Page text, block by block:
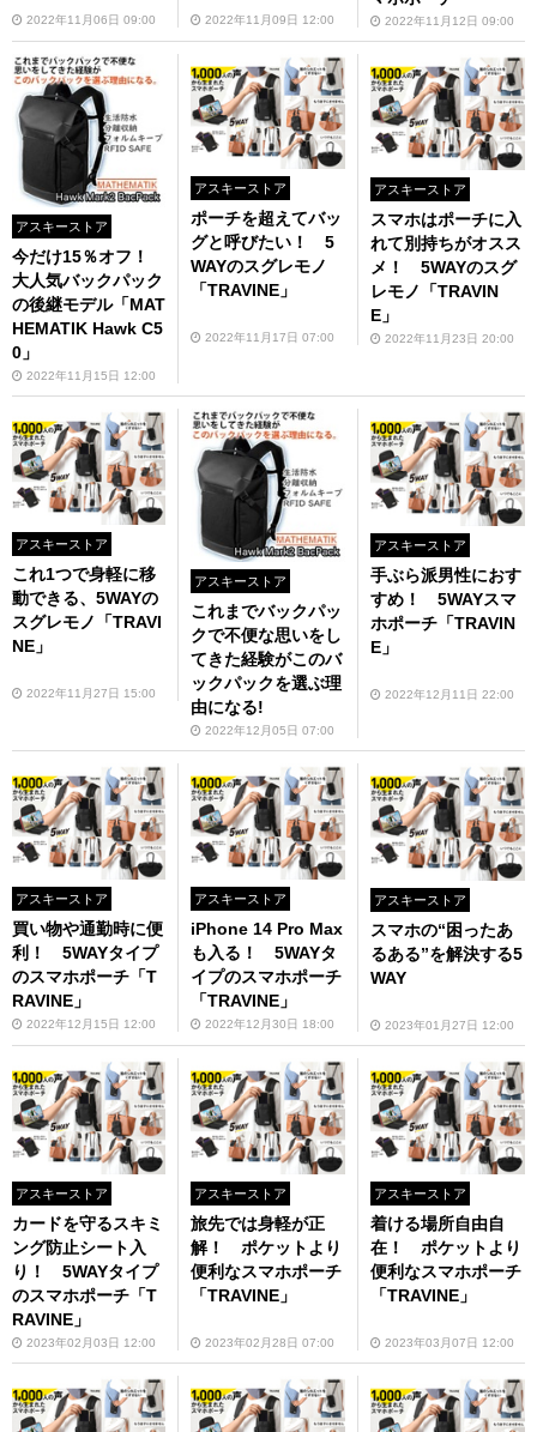
2022年11月06日 09:00 2022年11月09日 12:00 2022年11月12日 09:00
アスキーストア
今だけ15％オフ！
大人気バックパック
の後継モデル「MAT
HEMATIK Hawk C5
0」
2022年11月15日 12:00
アスキーストア
ポーチを超えてバッ
グと呼びたい！ 5
WAYのスグレモノ
「TRAVINE」
2022年11月17日 07:00
アスキーストア
スマホはポーチに入
れて別持ちがオスス
メ！ 5WAYのスグ
レモノ「TRAVIN
E」
2022年11月23日 20:00
アスキーストア
これ1つで身軽に移
動できる、5WAYの
スグレモノ「TRAVI
NE」
2022年11月27日 15:00
アスキーストア
これまでバックパッ
クで不便な思いをし
てきた経験がこのバ
ックパックを選ぶ理
由になる!
2022年12月05日 07:00
アスキーストア
手ぶら派男性におす
すめ！ 5WAYスマ
ホポーチ「TRAVIN
E」
2022年12月11日 22:00
アスキーストア
買い物や通勤時に便
利！ 5WAYタイプ
のスマホポーチ「T
RAVINE」
2022年12月15日 12:00
アスキーストア
iPhone 14 Pro Max
も入る！ 5WAYタ
イプのスマホポーチ
「TRAVINE」
2022年12月30日 18:00
アスキーストア
スマホの“困ったあ
るある”を解決する5
WAY
2023年01月27日 12:00
アスキーストア
カードを守るスキミ
ング防止シート入
り！ 5WAYタイプ
のスマホポーチ「T
RAVINE」
2023年02月03日 12:00
アスキーストア
旅先では身軽が正
解！ ポケットより
便利なスマホポーチ
「TRAVINE」
2023年02月28日 07:00
アスキーストア
着ける場所自由自
在！ ポケットより
便利なスマホポーチ
「TRAVINE」
2023年03月07日 12:00